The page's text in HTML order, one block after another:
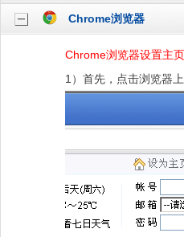
Chrome浏览器
Chrome浏览器设置主页
1）首先，点击浏览器